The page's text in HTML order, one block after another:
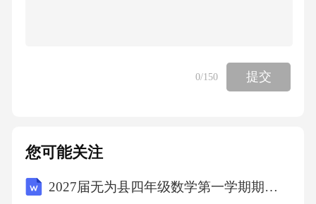
起诉讼。9.2在争议解决期间，除争议事项外，
双方应继续履行本合同其他无争议的条款。
且双方权利义务履行完毕之日止。10.2本合同一
式两份，甲乙双方各执一份，具有同等法律效
0/150 提交
您可能关注
2027届无为县四年级数学第一学期期末学业质量监测模拟试题含解析